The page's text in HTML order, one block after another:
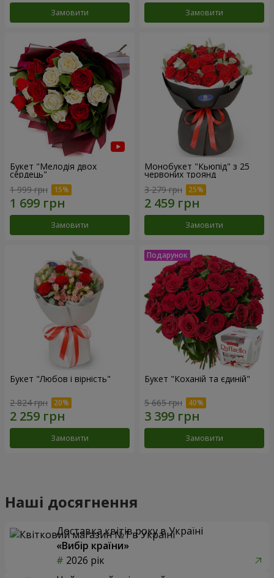
Замовити Замовити
Букет "Мелодія двох
сердець"
1 999 грн
Замовити
Монобукет "Кьюпід" з 25
червоних троянд
3 279 грн
Замовити
Букет "Любов і вірність"
2 824 грн
Замовити
Букет "Коханій та єдиній"
5 665 грн
Замовити
Наші досягнення
Доставка квітів року в Україні
«Вибір країни»
2026 рік